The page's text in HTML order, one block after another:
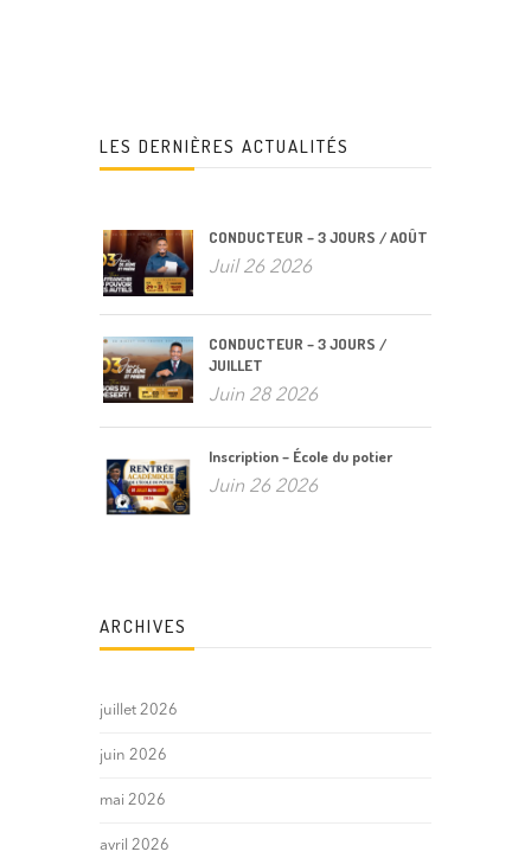
LES DERNIÈRES ACTUALITÉS
CONDUCTEUR – 3 JOURS / AOÛT
Juil 26 2026
CONDUCTEUR – 3 JOURS /
JUILLET
Juin 28 2026
Inscription – École du potier
Juin 26 2026
ARCHIVES
juillet 2026
juin 2026
mai 2026
avril 2026